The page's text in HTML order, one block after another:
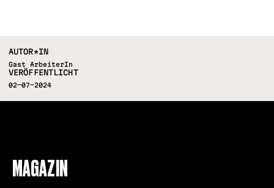
AUTOR*IN
Gast ArbeiterIn
VERÖFFENTLICHT
02-07-2024
MAGAZIN